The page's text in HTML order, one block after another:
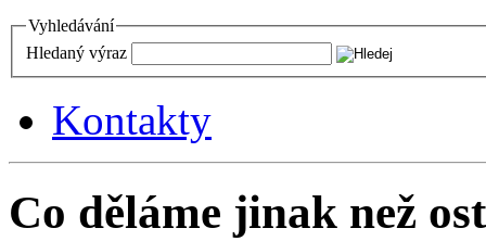
Vyhledávání
Hledaný výraz
Kontakty
Co děláme jinak než